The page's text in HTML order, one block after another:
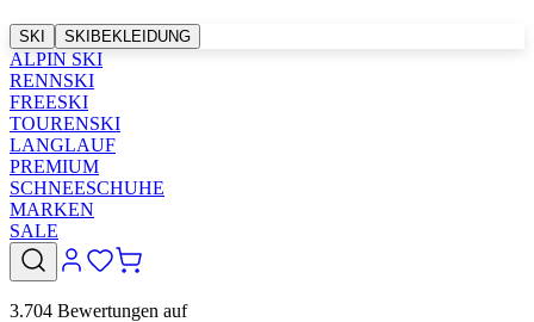
SKI SKIBEKLEIDUNG
ALPIN SKI
RENNSKI
FREESKI
TOURENSKI
LANGLAUF
PREMIUM
SCHNEESCHUHE
MARKEN
SALE
3.704 Bewertungen auf